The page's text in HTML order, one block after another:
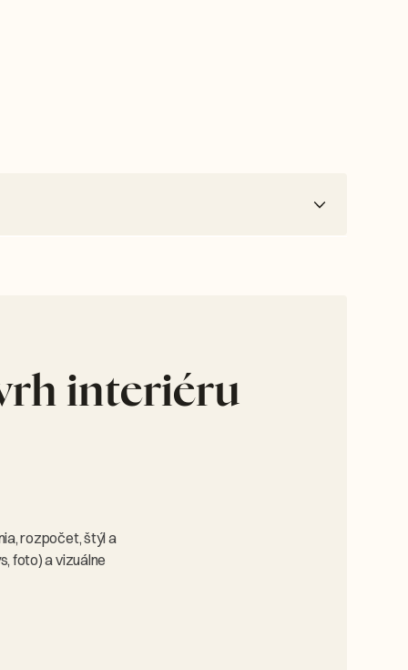
interiéru
rozpočet, štýl a
foto) a vizuálne